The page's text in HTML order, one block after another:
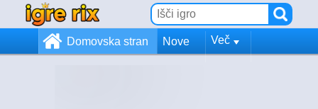
Domovska stran Nove Več